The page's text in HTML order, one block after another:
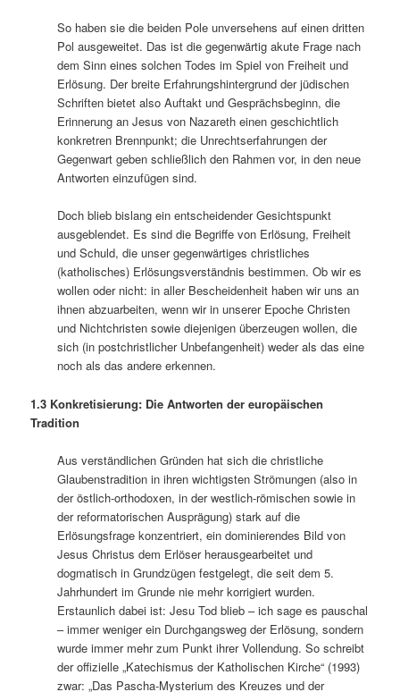
So haben sie die beiden Pole unversehens auf einen dritten
Pol ausgeweitet. Das ist die gegenwärtig akute Frage nach
dem Sinn eines solchen Todes im Spiel von Freiheit und
Erlösung. Der breite Erfahrungshintergrund der jüdischen
Schriften bietet also Auftakt und Gesprächsbeginn, die
Erinnerung an Jesus von Nazareth einen geschichtlich
konkretren Brennpunkt; die Unrechtserfahrungen der
Gegenwart geben schließlich den Rahmen vor, in den neue
Antworten einzufügen sind.
Doch blieb bislang ein entscheidender Gesichtspunkt
ausgeblendet. Es sind die Begriffe von Erlösung, Freiheit
und Schuld, die unser gegenwärtiges christliches
(katholisches) Erlösungsverständnis bestimmen. Ob wir es
wollen oder nicht: in aller Bescheidenheit haben wir uns an
ihnen abzuarbeiten, wenn wir in unserer Epoche Christen
und Nichtchristen sowie diejenigen überzeugen wollen, die
sich (in postchristlicher Unbefangenheit) weder als das eine
noch als das andere erkennen.
1.3 Konkretisierung: Die Antworten der europäischen
Tradition
Aus verständlichen Gründen hat sich die christliche
Glaubenstradition in ihren wichtigsten Strömungen (also in
der östlich-orthodoxen, in der westlich-römischen sowie in
der reformatorischen Ausprägung) stark auf die
Erlösungsfrage konzentriert, ein dominierendes Bild von
Jesus Christus dem Erlöser herausgearbeitet und
dogmatisch in Grundzügen festgelegt, die seit dem 5.
Jahrhundert im Grunde nie mehr korrigiert wurden.
Erstaunlich dabei ist: Jesu Tod blieb – ich sage es pauschal
– immer weniger ein Durchgangsweg der Erlösung, sondern
wurde immer mehr zum Punkt ihrer Vollendung. So schreibt
der offizielle „Katechismus der Katholischen Kirche“ (1993)
zwar: „Das Pascha-Mysterium des Kreuzes und der